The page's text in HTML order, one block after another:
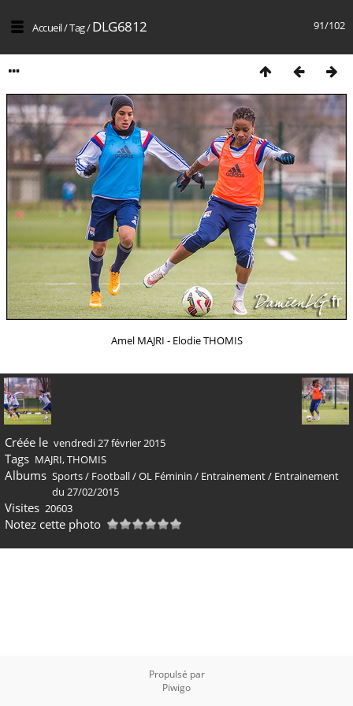
91/102
Accueil/Tag/DLG6812
Amel MAJRI - Elodie THOMIS
Créée le vendredi 27 février 2015
Tags MAJRI,THOMIS
Albums Sports/ Football/OL Féminin / Entrainement/ Entrainement
du 27/02/2015
Visites 20603
Notez cette photo
Propulsé par
Piwigo